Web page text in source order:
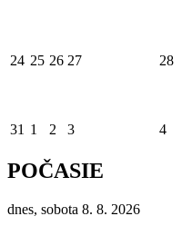
24 25 26 27 28
31 1 2 3 4
POČASIE
dnes, sobota 8. 8. 2026